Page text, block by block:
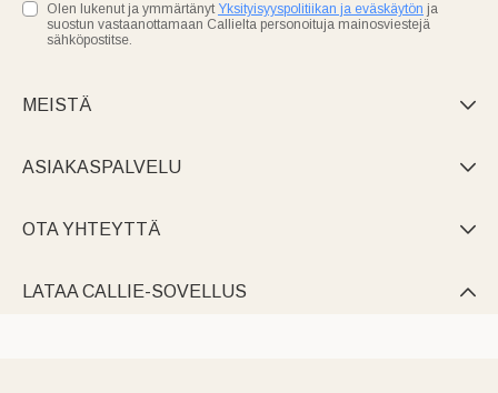
Olen lukenut ja ymmärtänyt Yksityisyyspolitiikan ja eväskäytön ja
suostun vastaanottamaan Callielta personoituja mainosviestejä
sähköpostitse.
MEISTÄ 
ASIAKASPALVELU 
OTA YHTEYTTÄ 
LATAA CALLIE-SOVELLUS 